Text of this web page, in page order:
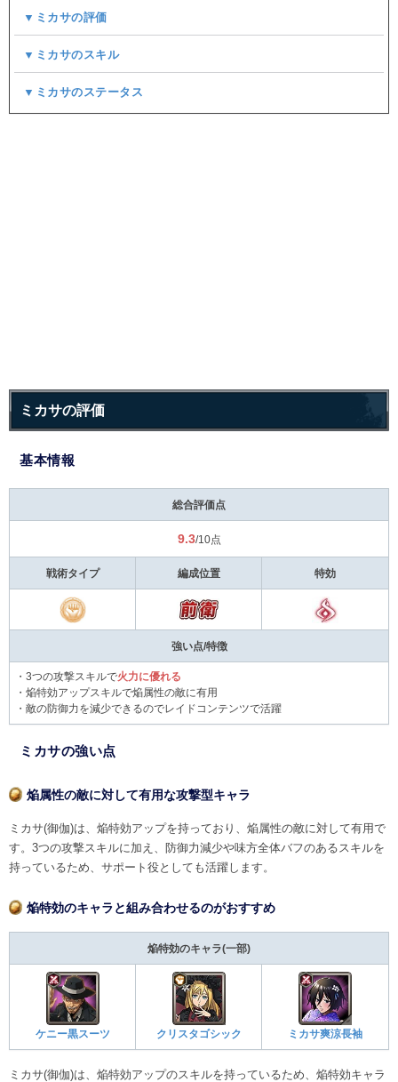
▼ミカサの評価
▼ミカサのスキル
▼ミカサのステータス
ミカサの評価
基本情報
総合評価点
9.3/10点
戦術タイプ 編成位置 特効
強い点/特徴
・3つの攻撃スキルで火力に優れる
・焔特効アップスキルで焔属性の敵に有用
・敵の防御力を減少できるのでレイドコンテンツで活躍
ミカサの強い点
焔属性の敵に対して有用な攻撃型キャラ
ミカサ(御伽)は、焔特効アップを持っており、焔属性の敵に対して有用で
す。3つの攻撃スキルに加え、防御力減少や味方全体バフのあるスキルを
持っているため、サポート役としても活躍します。
焔特効のキャラと組み合わせるのがおすすめ
焔特効のキャラ(一部)
ケニー黒スーツ クリスタゴシック ミカサ爽涼長袖
ミカサ(御伽)は、焔特効アップのスキルを持っているため、焔特効キャラ